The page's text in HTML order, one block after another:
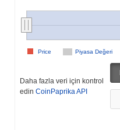
Piyasa Değeri
Price
Daha fazla veri için kontrol
edin CoinPaprika API